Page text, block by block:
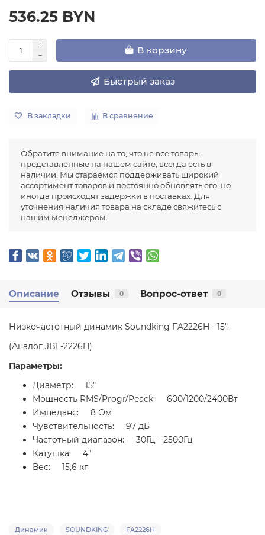
536.25 BYN
В корзину
Быстрый заказ
В закладки В сравнение
Обратите внимание на то, что не все товары,
представленные на нашем сайте, всегда есть в
наличии. Мы стараемся поддерживать широкий
ассортимент товаров и постоянно обновлять его, но
иногда происходят задержки в поставках. Для
уточнения наличия товара на складе свяжитесь с
нашим менеджером.
Описание Отзывы 0 Вопрос-ответ 0
Низкочастотный динамик Soundking FA2226H - 15".
(Аналог JBL-2226H)
Параметры:
Диаметр: 15"
Мощность RMS/Progr/Peack: 600/1200/2400Вт
Импеданс: 8 Ом
Чувствительность: 97 дБ
Частотный диапазон: 30Гц - 2500Гц
Катушка: 4"
Вес: 15,6 кг
Динамик SOUNDKING FA2226H